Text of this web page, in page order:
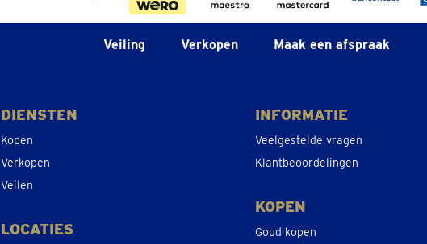
Bel 013 48 01 48
Veiling Verkopen Maak een afspraak
DIENSTEN
Kopen
Verkopen
Veilen
LOCATIES
INFORMATIE
Veelgestelde vragen
Klantbeoordelingen
KOPEN
Goud kopen